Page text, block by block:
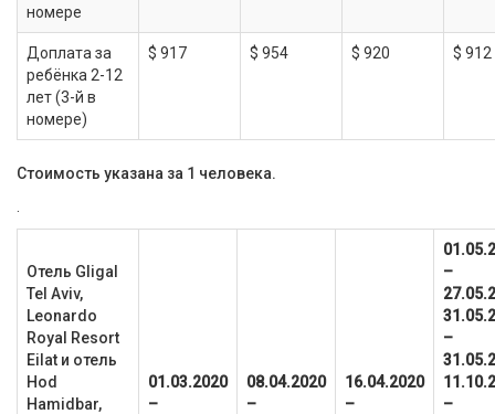
номере
Доплата за
ребёнка 2-12
лет (3-й в
номере)
$ 917 $ 954 $ 920 $ 912
Стоимость указана за 1 человека.
Отель Gligal
Tel Aviv,
Leonardo
Royal Resort
Eilat и отель
Hod
Hamidbar,
01.03.2020
–
08.04.2020
–
16.04.2020
–
–
–
–